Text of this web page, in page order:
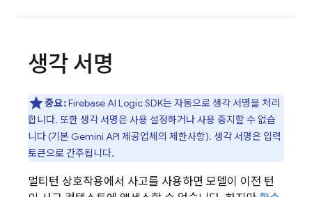
생각 서명
중요:Firebase AI LogicSDK는 자동으로 생각 서명을 처리
합니다. 또한 생각 서명은 사용 설정하거나 사용 중지할 수 없습
니다 (기본 Gemini API 제공업체의 제한사항). 생각 서명은 입력
토큰으로 간주됩니다.
멀티턴 상호작용에서 사고를 사용하면 모델이 이전 턴